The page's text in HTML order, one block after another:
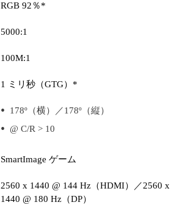
RGB 92％*
5000:1
100M:1
1 ミリ秒（GTG）*
178º（横）／178º（縦）
@ C/R > 10
SmartImage ゲーム
2560 x 1440 @ 144 Hz（HDMI）／2560 x
1440 @ 180 Hz（DP）